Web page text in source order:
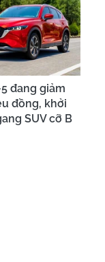
5 đang giảm
đồng, khởi
SUV cỡ B